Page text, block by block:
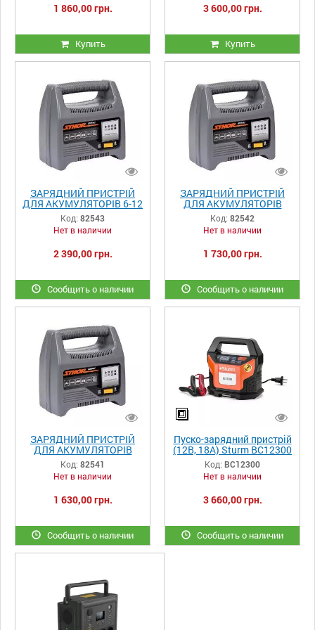
1 860,00 грн.
Купить
3 600,00 грн.
Купить
ЗАРЯДНИЙ ПРИСТРІЙ
ДЛЯ АКУМУЛЯТОРІВ 6-12
В STHOR
Код: 82543
Нет в наличии
2 390,00 грн.
Сообщить о наличии
ЗАРЯДНИЙ ПРИСТРІЙ
ДЛЯ АКУМУЛЯТОРІВ
STHOR 82542
Код: 82542
Нет в наличии
1 730,00 грн.
Сообщить о наличии
ЗАРЯДНИЙ ПРИСТРІЙ
ДЛЯ АКУМУЛЯТОРІВ
STHOR 82541
Код: 82541
Нет в наличии
1 630,00 грн.
Сообщить о наличии
Пуско-зарядний пристрій
(12В, 18А) Sturm BC12300
інверторного типу
Код: BC12300
Нет в наличии
3 660,00 грн.
Сообщить о наличии